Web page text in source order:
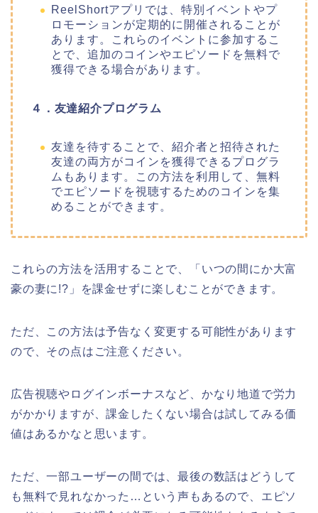
ReelShortアプリでは、特別イベントやプ
ロモーションが定期的に開催されることが
あります。これらのイベントに参加するこ
とで、追加のコインやエピソードを無料で
獲得できる場合があります。
４．友達紹介プログラム
友達を待することで、紹介者と招待された
友達の両方がコインを獲得できるプログラ
ムもあります。この方法を利用して、無料
でエピソードを視聴するためのコインを集
めることができます。
これらの方法を活用することで、
「いつの間にか大富
豪の妻に!? 」 を課金せずに楽しむことができます。
ただ、この方法は予告なく変更する可能性があります
ので、その点はご注意ください。
広告視聴やログインボーナスなど、かなり地道で労力
がかかりますが、課金したくない場合は試してみる価
値はあるかなと思います。
ただ、一部ユーザーの間では、最後の数話はどうして
も無料で見れなかった…という声もあるので、エピソ